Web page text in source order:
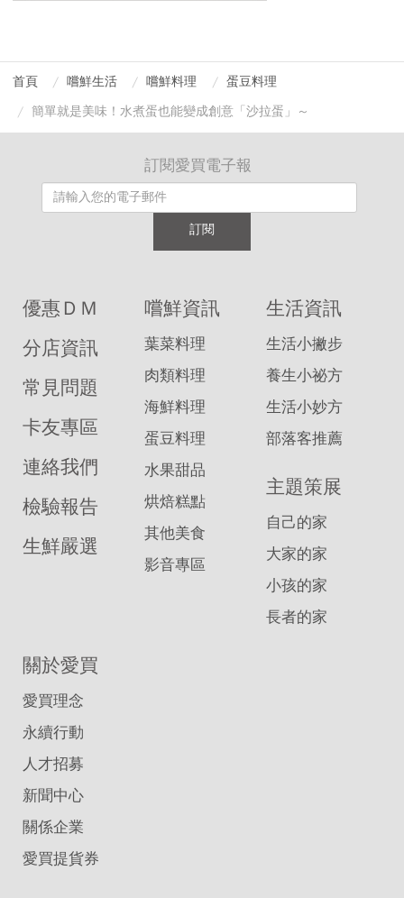
首頁 嚐鮮生活 嚐鮮料理
蛋豆料理
簡單就是美味！水煮蛋也能變成創意「沙拉蛋」～
訂閱愛買電子報
訂閱
優惠ＤＭ
分店資訊
常見問題
卡友專區
連絡我們
檢驗報告
生鮮嚴選
嚐鮮資訊
葉菜料理
肉類料理
海鮮料理
蛋豆料理
水果甜品
烘焙糕點
其他美食
影音專區
生活資訊
生活小撇步
養生小祕方
生活小妙方
部落客推薦
主題策展
自己的家
大家的家
小孩的家
長者的家
關於愛買
愛買理念
永續行動
人才招募
新聞中心
關係企業
愛買提貨券